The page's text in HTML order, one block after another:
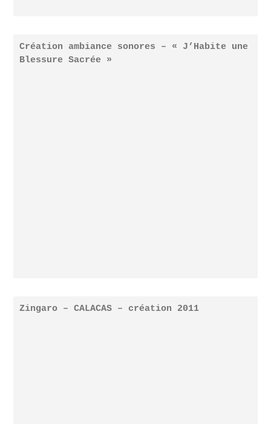
Création ambiance sonores – « J’Habite une
Blessure Sacrée »
Zingaro – CALACAS – création 2011